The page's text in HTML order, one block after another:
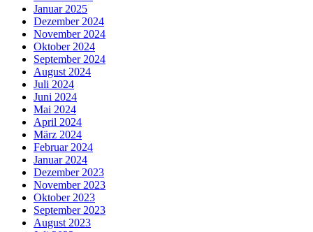
Januar 2025
Dezember 2024
November 2024
Oktober 2024
September 2024
August 2024
Juli 2024
Juni 2024
Mai 2024
April 2024
März 2024
Februar 2024
Januar 2024
Dezember 2023
November 2023
Oktober 2023
September 2023
August 2023